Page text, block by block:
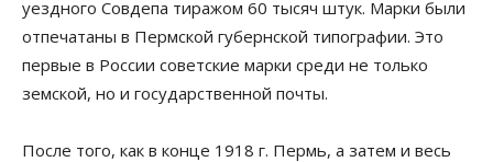
уездного Совдепа тиражом 60 тысяч штук. Марки были
отпечатаны в Пермской губернской типографии. Это
первые в России советские марки среди не только
земской, но и государственной почты.
После того, как в конце 1918 г. Пермь, а затем и весь